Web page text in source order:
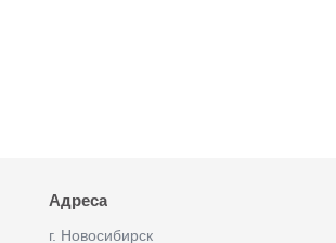
Адреса
г. Новосибирск